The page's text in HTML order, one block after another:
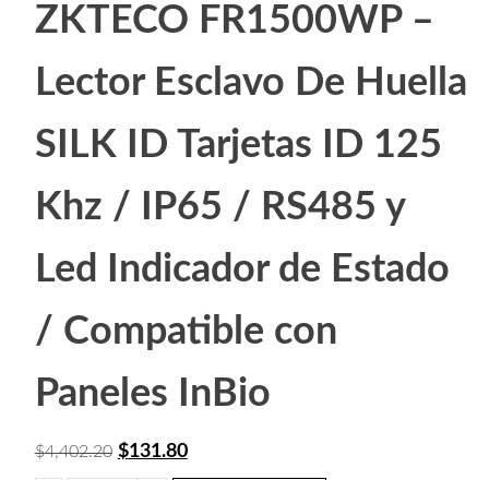
ZKTECO FR1500WP –
Lector Esclavo De Huella
SILK ID Tarjetas ID 125
Khz / IP65 / RS485 y
Led Indicador de Estado
/ Compatible con
Paneles InBio
$4,402.20 El
$131.80El